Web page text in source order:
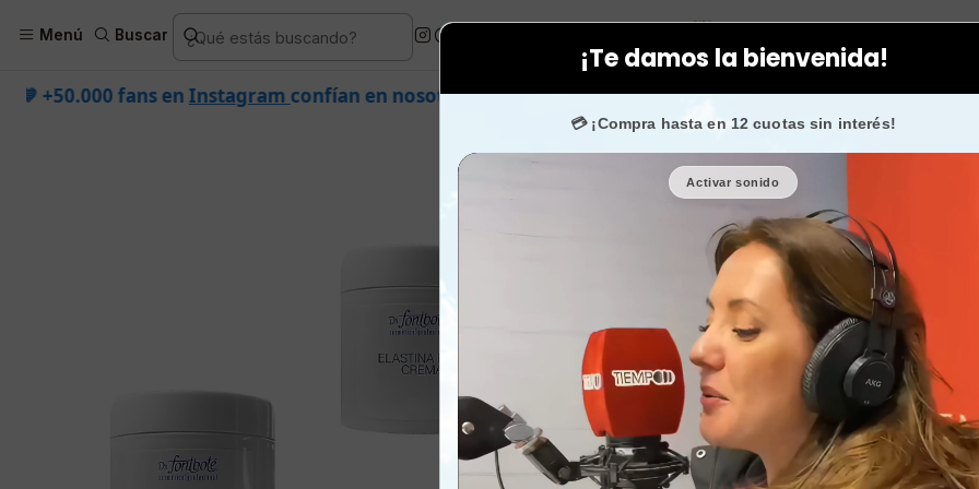
¡Te damos la bienvenida!
💳 ¡Compra hasta en 12 cuotas sin interés!
Activar sonido
Menú Buscar
Marcas Dr. Fontboté Corporal Packs Pack de cremas elastina plus Dr.
Instagramconfían en nosotros.•¡SOLO POR HOY!🚚 Envío gratis + 🎁 cupones de regalo en todas tus
Pack de
Fontboté
🎉 Bienvenid@ 🔥 ¡Hasta$2.500de regalo en tu
Cantidad